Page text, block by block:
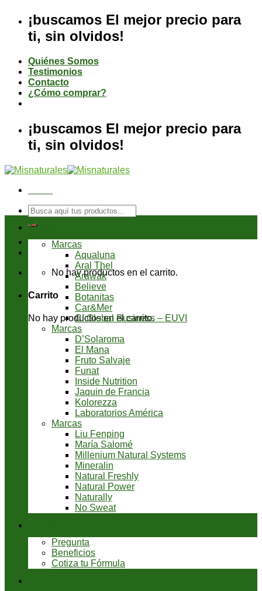
contenido
¡buscamos El mejor precio para
ti, sin olvidos!
Quiénes Somos
Testimonios
Contacto
¿Cómo comprar?
¡buscamos El mejor precio para
ti, sin olvidos!
Buscar
por:
No hay productos en el carrito.
Carrito
No hay productos en el carrito.
Tienda
Marcas
Aqualuna
Aral Thel
Arawak
Believe
Botanitas
Car&Mer
CI Global Business – EUVI
Marcas
D’Solaroma
El Mana
Fruto Salvaje
Funat
Inside Nutrition
Jaquin de Francia
Kolorezza
Laboratorios América
Marcas
Liu Fenping
María Salomé
Millenium Natural Systems
Mineralin
Natural Freshly
Natural Power
Naturally
No Sweat
Pregunta
Beneficios
Cotiza tu Fórmula